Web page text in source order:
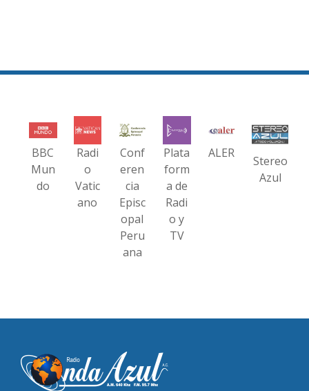
BBC
Mun
do
Radi
o
Vatic
ano
Conf
eren
cia
Episc
opal
Peru
ana
Plata
form
a de
Radi
o y
TV
ALER
Stereo
Azul